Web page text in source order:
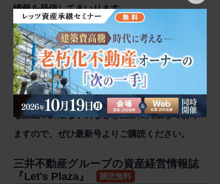
情報を発信してまいります。
なお、本コラムは三井不動産グループの資産経
営情報誌「Let’s Plaza 2020年1月号」に掲載し
た記事を修正、改題したものです。「Let’s
Plaza」（年3回発行）では資産経営に関する旬
な話題や詳細な事例などを豊富に掲載しており
ますので、ぜひ最新号よりご購読ください。
三井不動産グループの資産経営情報誌
『Let's Plaza』
購読無料